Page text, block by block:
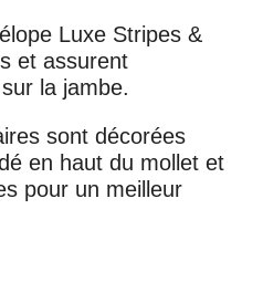
Luxe Stripes &
et assurent
la jambe.
sont décorées
en haut du mollet et
pour un meilleur